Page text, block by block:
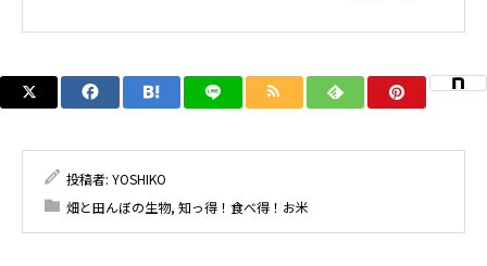
投稿者: YOSHIKO
畑と田んぼの生物, 知っ得！食べ得！お米